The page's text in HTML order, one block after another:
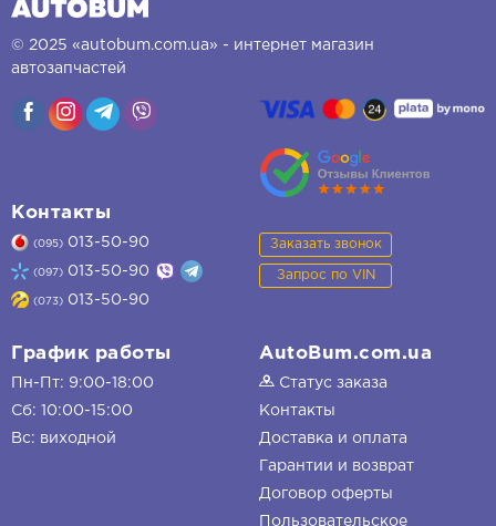
© 2025 «autobum.com.ua» - интернет магазин
автозапчастей
Контакты
(095) 013-50-90
(097) 013-50-90
(073) 013-50-90
Заказать звонок
Запрос по VIN
График работы
Пн-Пт: 9:00-18:00
Сб: 10:00-15:00
Вс: виходной
AutoBum.com.ua
Статус заказа
Контакты
Доставка и оплата
Гарантии и возврат
Договор оферты
Пользовательское